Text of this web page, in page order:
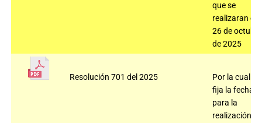
que se
realizaran el
26 de octubre
de 2025
Resolución 701 del 2025
Por la cual
fija la fecha
para la
realización de